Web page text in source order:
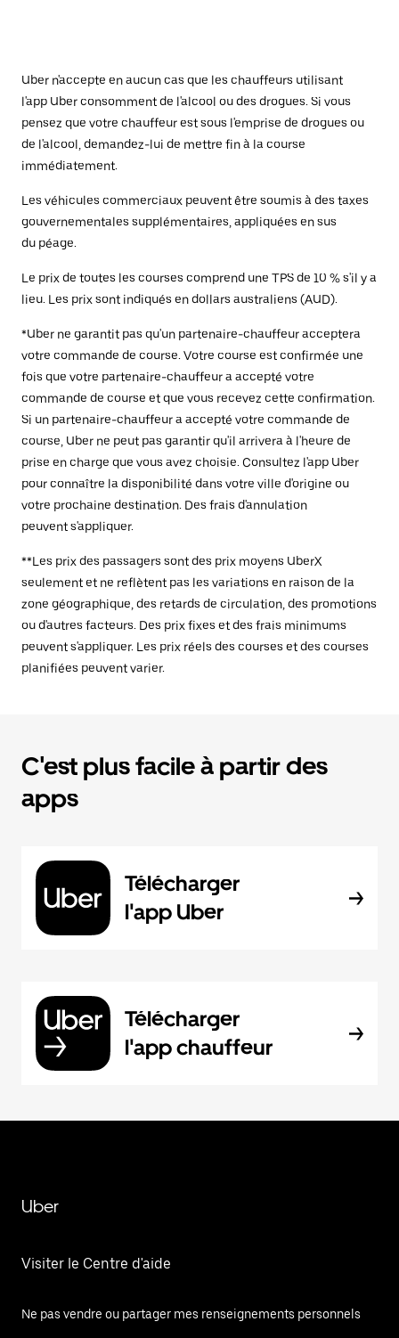
Uber n'accepte en aucun cas que les chauffeurs utilisant
l'app Uber consomment de l'alcool ou des drogues. Si vous
pensez que votre chauffeur est sous l'emprise de drogues ou
de l'alcool, demandez-lui de mettre fin à la course
immédiatement.
Les véhicules commerciaux peuvent être soumis à des taxes
gouvernementales supplémentaires, appliquées en sus
du péage.
Le prix de toutes les courses comprend une TPS de 10 % s'il y a
lieu. Les prix sont indiqués en dollars australiens (AUD).
*Uber ne garantit pas qu'un partenaire-chauffeur acceptera
votre commande de course. Votre course est confirmée une
fois que votre partenaire-chauffeur a accepté votre
commande de course et que vous recevez cette confirmation.
Si un partenaire-chauffeur a accepté votre commande de
course, Uber ne peut pas garantir qu'il arrivera à l'heure de
prise en charge que vous avez choisie. Consultez l'app Uber
pour connaître la disponibilité dans votre ville d'origine ou
votre prochaine destination. Des frais d'annulation
peuvent s'appliquer.
**Les prix des passagers sont des prix moyens UberX
seulement et ne reflètent pas les variations en raison de la
zone géographique, des retards de circulation, des promotions
ou d'autres facteurs. Des prix fixes et des frais minimums
peuvent s'appliquer. Les prix réels des courses et des courses
planifiées peuvent varier.
C'est plus facile à partir des
apps
Télécharger
l'app Uber
Télécharger
l'app chauffeur
Uber
Visiter le Centre d'aide
Ne pas vendre ou partager mes renseignements personnels